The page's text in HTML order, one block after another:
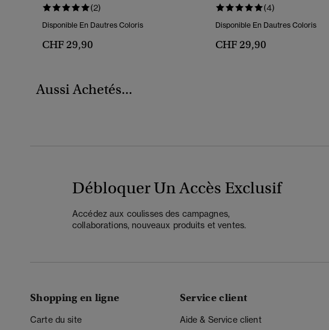
(2)
Disponible En Dautres Coloris
CHF 29,90
(4)
Disponible En Dautres Coloris
CHF 29,90
Aussi Achetés...
Débloquer Un Accès Exclusif
Accédez aux coulisses des campagnes,
collaborations, nouveaux produits et ventes.
Shopping en ligne
Carte du site
Service client
Aide & Service client